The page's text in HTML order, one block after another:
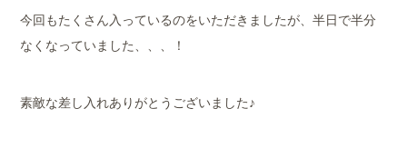
今回もたくさん入っているのをいただきましたが、半日で半分
なくなっていました、、、！
素敵な差し入れありがとうございました♪